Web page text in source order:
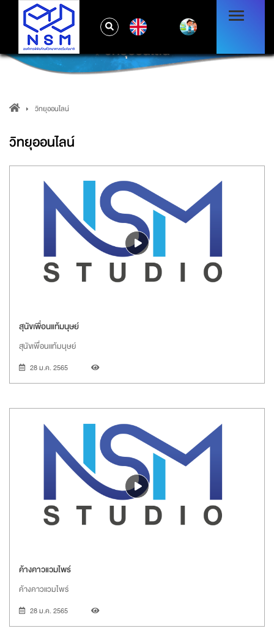
วิทยุออนไลน์
วิทยุออนไลน์
วิทยุออนไลน์
สุนัขเพื่อนแท้มนุษย์
สุนัขเพื่อนแท้มนุษย์
28 ม.ค. 2565
ค้างคาวแวมไพร์
ค้างคาวแวมไพร์
28 ม.ค. 2565